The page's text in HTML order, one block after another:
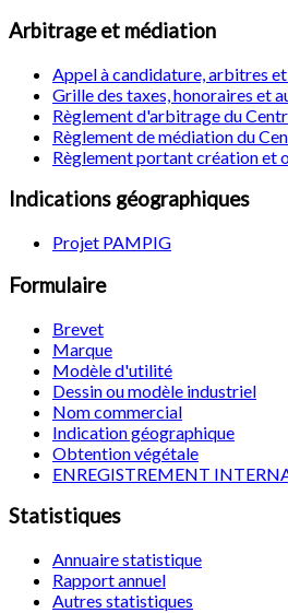
Arbitrage et médiation
Appel à candidature, arbitres
Grille des taxes, honoraires et
Règlement d'arbitrage du
Règlement de médiation du
Règlement portant création et
Indications géographiques
Projet PAMPIG
Formulaire
Brevet
Marque
Modèle d'utilité
Dessin ou modèle industriel
Nom commercial
Indication géographique
Obtention végétale
ENREGISTREMENT
Statistiques
Annuaire statistique
Rapport annuel
Autres statistiques